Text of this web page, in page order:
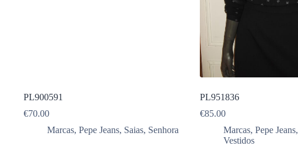
PL900591
€70.00
Marcas, Pepe Jeans, Saias, Senhora
PL951836
€85.00
Marcas, Pepe Jeans,
Vestidos